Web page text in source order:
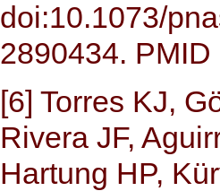
doi:10.1073/
2890434.
[6] Torres KJ,
Rivera JF,
Hartung HP,